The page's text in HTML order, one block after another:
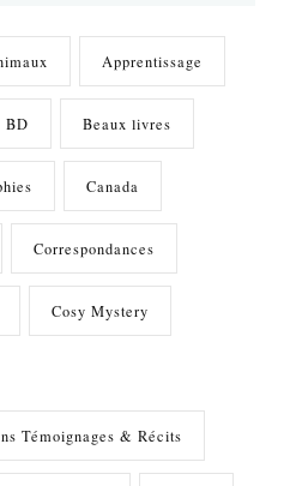
Apprentissage
BD Beaux livres
Canada
Correspondances
Cosy Mystery
Témoignages & Récits